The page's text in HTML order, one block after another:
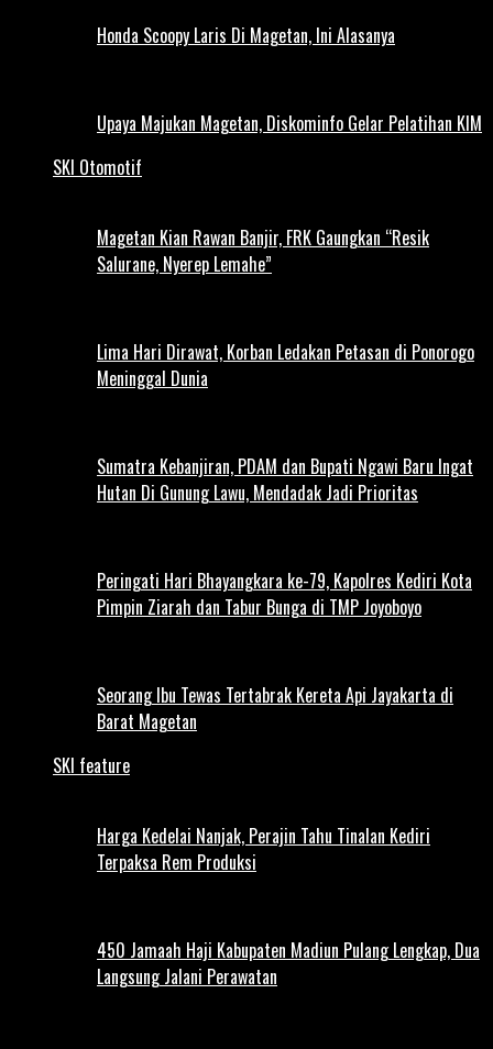
Honda Scoopy Laris Di Magetan, Ini Alasanya
Upaya Majukan Magetan, Diskominfo Gelar Pelatihan KIM
SKI Otomotif
Magetan Kian Rawan Banjir, FRK Gaungkan “Resik
Salurane, Nyerep Lemahe”
Lima Hari Dirawat, Korban Ledakan Petasan di Ponorogo
Meninggal Dunia
Sumatra Kebanjiran, PDAM dan Bupati Ngawi Baru Ingat
Hutan Di Gunung Lawu, Mendadak Jadi Prioritas
Peringati Hari Bhayangkara ke-79, Kapolres Kediri Kota
Pimpin Ziarah dan Tabur Bunga di TMP Joyoboyo
Seorang Ibu Tewas Tertabrak Kereta Api Jayakarta di
Barat Magetan
SKI feature
Harga Kedelai Nanjak, Perajin Tahu Tinalan Kediri
Terpaksa Rem Produksi
450 Jamaah Haji Kabupaten Madiun Pulang Lengkap, Dua
Langsung Jalani Perawatan